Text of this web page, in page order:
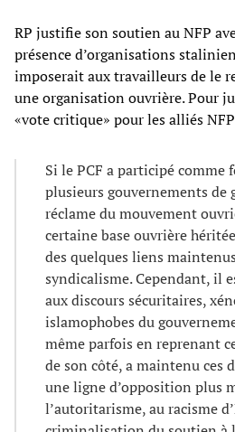
RP justifie son soutien au NFP
présence d’organisations
imposerait aux travailleurs de le
une organisation ouvrière. Pour
«vote critique» pour les alliés
Si le PCF a participé comme
plusieurs gouvernements de
réclame du mouvement
certaine base ouvrière
des quelques liens
syndicalisme. Cependant, il
aux discours sécuritaires,
islamophobes du
même parfois en reprenant
de son côté, a maintenu ces
une ligne d’opposition plus
l’autoritarisme, au racisme